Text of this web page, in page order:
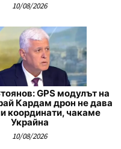
10/08/2026
GPS модулът на
Кардам дрон не дава
координати, чакаме
Украйна
10/08/2026